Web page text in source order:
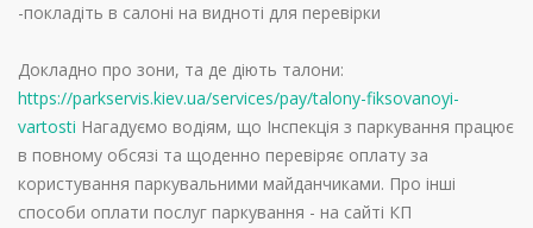
-покладіть в салоні на видноті для перевірки
Докладно про зони, та де діють талони:
https://parkservis.kiev.ua/services/pay/talony-fiksovanoyi-
vartosti Нагадуємо водіям, що Інспекція з паркування працює
в повному обсязі та щоденно перевіряє оплату за
користування паркувальними майданчиками. Про інші
способи оплати послуг паркування - на сайті КП